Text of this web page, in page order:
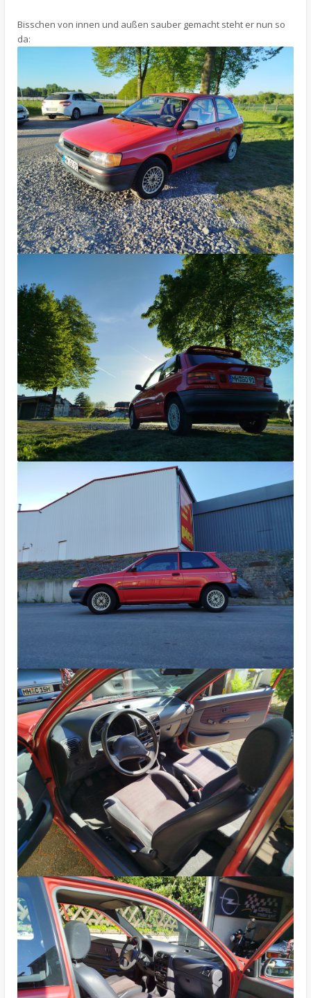
Bisschen von innen und außen sauber gemacht steht er nun so
da: